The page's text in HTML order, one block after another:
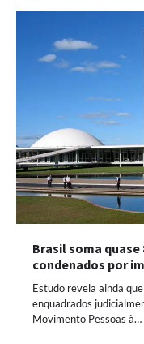
Brasil soma
condenados por
Estudo revela ainda
enquadrados
Movimento Pessoas à…